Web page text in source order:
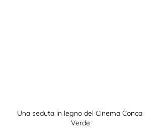
Una seduta in legno del Cinema Conca
Verde